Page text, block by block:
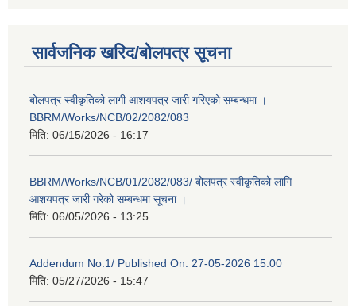
सार्वजनिक खरिद/बोलपत्र सूचना
बोलपत्र स्वीकृतिको लागी आशयपत्र जारी गरिएको सम्बन्धमा ।
BBRM/Works/NCB/02/2082/083
मिति: 06/15/2026 - 16:17
BBRM/Works/NCB/01/2082/083/ बोलपत्र स्वीकृतिको लागि
आशयपत्र जारी गरेको सम्बन्धमा सूचना ।
मिति: 06/05/2026 - 13:25
Addendum No:1/ Published On: 27-05-2026 15:00
मिति: 05/27/2026 - 15:47